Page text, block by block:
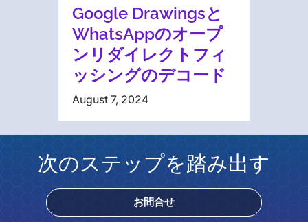
Google Drawingsと
WhatsAppのオープ
ンリダイレクトフィ
ッシングのデコード
August 7, 2024
次のステップを踏み出す
お問合せ